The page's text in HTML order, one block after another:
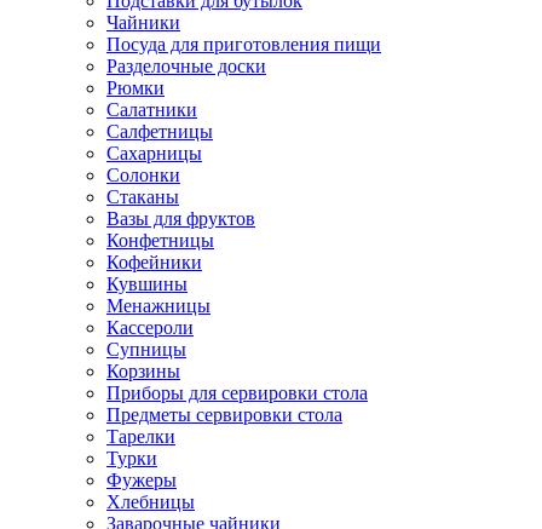
Чайники
Посуда для приготовления пищи
Разделочные доски
Рюмки
Салатники
Салфетницы
Сахарницы
Солонки
Стаканы
Вазы для фруктов
Конфетницы
Кофейники
Кувшины
Менажницы
Кассероли
Супницы
Корзины
Приборы для сервировки стола
Предметы сервировки стола
Тарелки
Турки
Фужеры
Хлебницы
Заварочные чайники